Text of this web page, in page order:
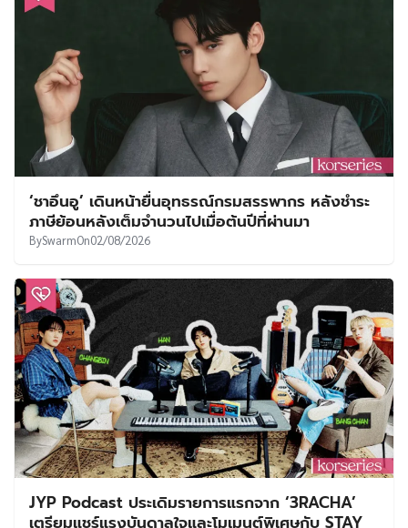
‘ชาอึนอู’ เดินหน้ายื่นอุทธรณ์กรมสรรพากร หลังชำระ
ภาษีย้อนหลังเต็มจำนวนไปเมื่อต้นปีที่ผ่านมา
BySwarmOn02/08/2026
JYP Podcast ประเดิมรายการแรกจาก ‘3RACHA’
เตรียมแชร์แรงบันดาลใจและโมเมนต์พิเศษกับ STAY